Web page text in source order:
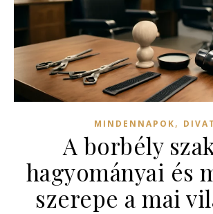
MINDENNAPOK, DIVAT
A borbély
hagyományai és
szerepe a mai